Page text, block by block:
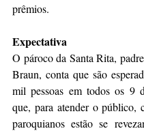
prêmios.
Expectativa
O pároco da Santa Rita,
Braun, conta que são
mil pessoas em todos os 9
que, para atender o público,
paroquianos estão se